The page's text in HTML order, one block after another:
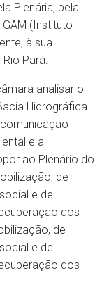
Plenária, pela
(Instituto
à sua
Pará.
analisar o
Hidrográfica
e a
ao Plenário do
de
e de
dos
de
e de
dos